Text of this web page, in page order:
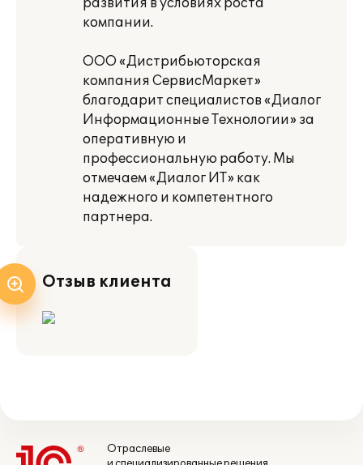
развития в условиях роста
компании.
ООО «Дистрибьюторская
компания СервисМаркет»
благодарит специалистов «Диалог
Информационные Технологии» за
оперативную и
профессиональную работу. Мы
отмечаем «Диалог ИТ» как
надежного и компетентного
партнера.
Отзыв клиента
Отраслевые